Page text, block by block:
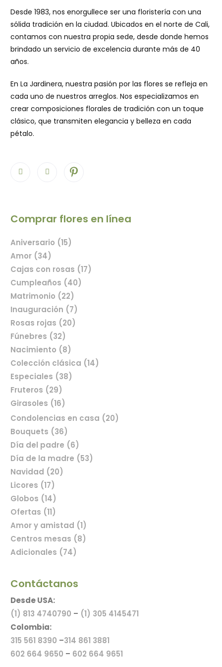
Desde 1983, nos enorgullece ser una floristería con una
sólida tradición en la ciudad. Ubicados en el norte de Cali,
contamos con nuestra propia sede, desde donde hemos
brindado un servicio de excelencia durante más de 40
años.
En La Jardinera, nuestra pasión por las flores se refleja en
cada uno de nuestros arreglos. Nos especializamos en
crear composiciones florales de tradición con un toque
clásico, que transmiten elegancia y belleza en cada
pétalo.
Comprar flores en línea
Aniversario (15)
Amor (34)
Cajas con rosas (17)
Cumpleaños (40)
Matrimonio (22)
Inauguración (7)
Rosas rojas (20)
Fúnebres (32)
Nacimiento (8)
Colección clásica (14)
Especiales (38)
Fruteros (29)
Girasoles (16)
Comprar flores en línea
Condolencias en casa (20)
Bouquets (36)
Día del padre (6)
Día de la madre (53)
Navidad (20)
Licores (17)
Globos (14)
Ofertas (11)
Amor y amistad (1)
Centros mesas (8)
Adicionales (74)
Contáctanos
Desde USA:
(1) 813 4740790 – (1) 305 4145471
Colombia:
315 561 8390 –314 861 3881
602 664 9650 – 602 664 9651